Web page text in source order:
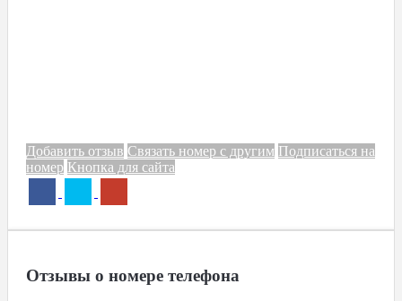
Добавить отзыв Связать номер с другим Подписаться на
номер Кнопка для сайта
Отзывы о номере телефона